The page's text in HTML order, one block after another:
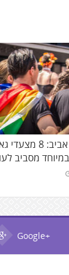
לא רק תל אביב: 8
מסביב
Google+